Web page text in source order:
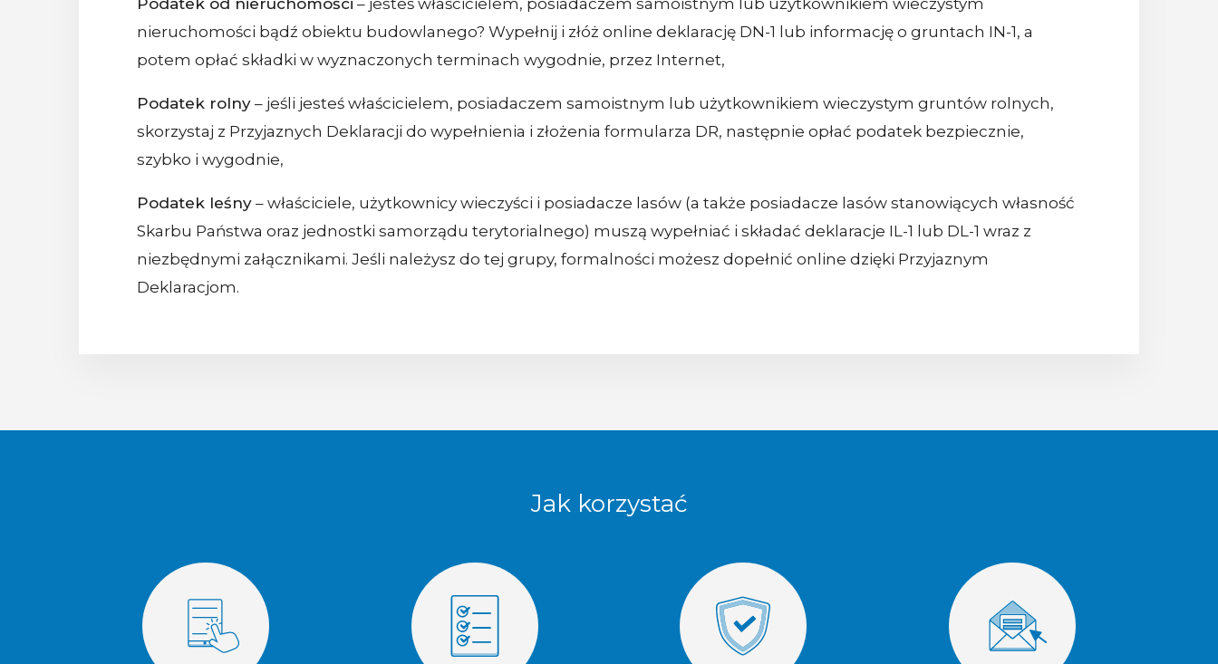
Podatek od nieruchomości – jesteś właścicielem, posiadaczem samoistnym lub użytkownikiem wieczystym
nieruchomości bądź obiektu budowlanego? Wypełnij i złóż online deklarację DN-1 lub informację o gruntach IN-1, a
potem opłać składki w wyznaczonych terminach wygodnie, przez Internet,
Podatek rolny – jeśli jesteś właścicielem, posiadaczem samoistnym lub użytkownikiem wieczystym gruntów rolnych,
skorzystaj z Przyjaznych Deklaracji do wypełnienia i złożenia formularza DR, następnie opłać podatek bezpiecznie,
szybko i wygodnie,
Podatek leśny – właściciele, użytkownicy wieczyści i posiadacze lasów (a także posiadacze lasów stanowiących własność
Skarbu Państwa oraz jednostki samorządu terytorialnego) muszą wypełniać i składać deklaracje IL-1 lub DL-1 wraz z
niezbędnymi załącznikami. Jeśli należysz do tej grupy, formalności możesz dopełnić online dzięki Przyjaznym
Deklaracjom.
Jak korzystać